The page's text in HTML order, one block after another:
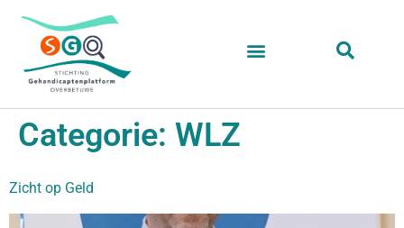
Categorie: WLZ
Zicht op Geld